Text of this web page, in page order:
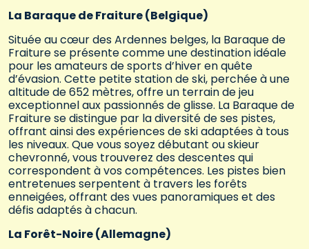
La Baraque de Fraiture (Belgique)
Située au cœur des Ardennes belges, la Baraque de
Fraiture se présente comme une destination idéale
pour les amateurs de sports d’hiver en quête
d’évasion. Cette petite station de ski, perchée à une
altitude de 652 mètres, offre un terrain de jeu
exceptionnel aux passionnés de glisse. La Baraque de
Fraiture se distingue par la diversité de ses pistes,
offrant ainsi des expériences de ski adaptées à tous
les niveaux. Que vous soyez débutant ou skieur
chevronné, vous trouverez des descentes qui
correspondent à vos compétences. Les pistes bien
entretenues serpentent à travers les forêts
enneigées, offrant des vues panoramiques et des
défis adaptés à chacun.
La Forêt-Noire (Allemagne)